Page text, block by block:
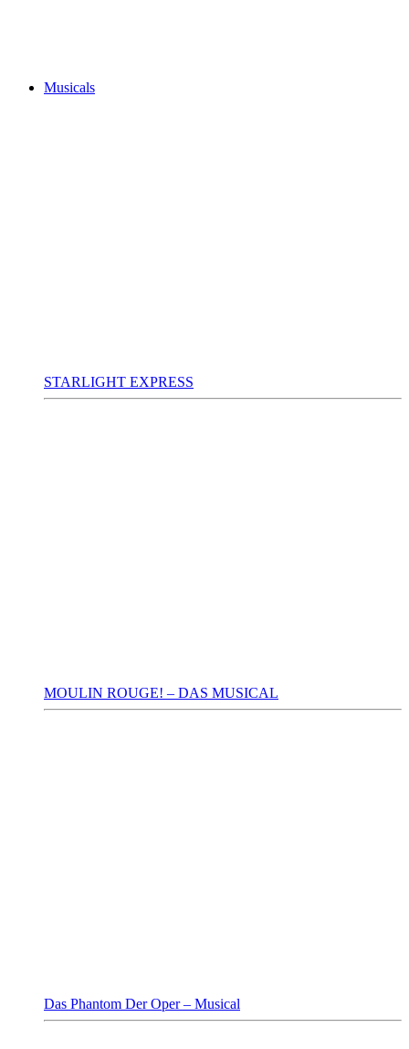
Musicals
STARLIGHT EXPRESS
MOULIN ROUGE! – DAS MUSICAL
Das Phantom Der Oper – Musical